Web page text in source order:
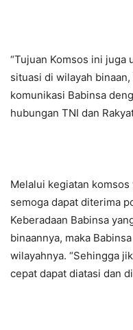
“Tujuan Komsos ini juga
situasi di wilayah
komunikasi Babinsa
hubungan TNI dan
Melalui kegiatan
semoga dapat diterima
Keberadaan Babinsa
binaannya, maka
wilayahnya. “Sehingga
cepat dapat diatasi dan